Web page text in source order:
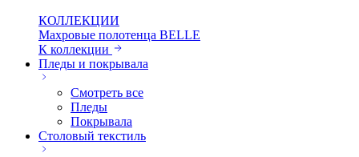
КОЛЛЕКЦИИ
Махровые полотенца BELLE
К коллекции
Пледы и покрывала
Смотреть все
Пледы
Покрывала
Столовый текстиль